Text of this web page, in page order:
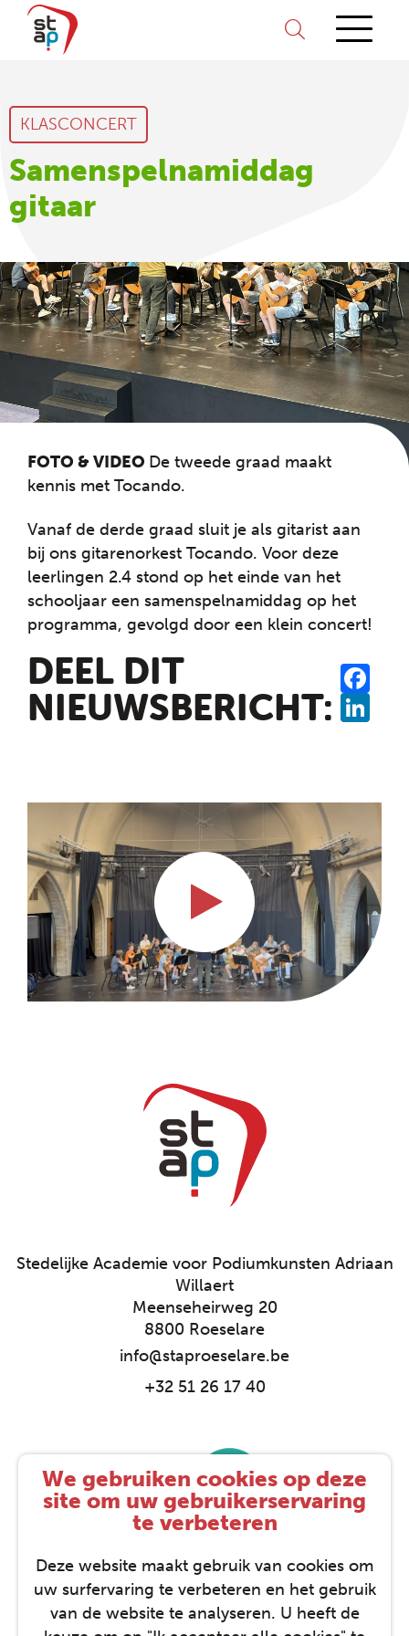
We gebruiken cookies op deze
site om uw gebruikerservaring
te verbeteren
Deze website maakt gebruik van cookies om
uw surfervaring te verbeteren en het gebruik
van de website te analyseren. U heeft de
KLASCONCERT
Samenspelnamiddag
gitaar
FOTO & VIDEO De tweede graad maakt
kennis met Tocando.
Vanaf de derde graad sluit je als gitarist aan
bij ons gitarenorkest Tocando. Voor deze
leerlingen 2.4 stond op het einde van het
schooljaar een samenspelnamiddag op het
programma, gevolgd door een klein concert!
DEEL DIT
NIEUWSBERICHT:
Stedelijke Academie voor Podiumkunsten Adriaan
Willaert
Meenseheirweg 20
8800 Roeselare
info@staproeselare.be
+32 51 26 17 40